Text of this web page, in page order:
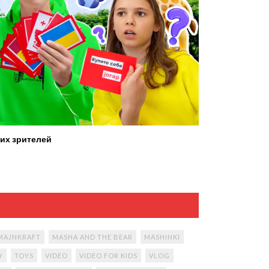
зрителей
MASHA AND THE BEAR MASHINKI
TOYS VIDEO VIDEO FOR KIDS VLOG